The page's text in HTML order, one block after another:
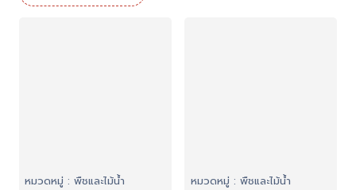
หมวดหมู่ : พืชและไม้น้ำ หมวดหมู่ : พืชและไม้น้ำ